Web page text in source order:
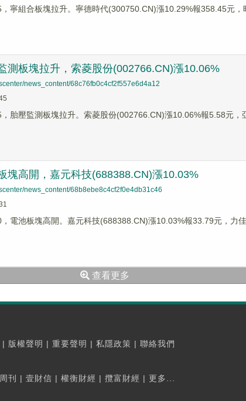
寧組合板塊拉升。寧德時代(300750.CN)漲10.29%報358.45元
測板塊拉升，索菱股份(002766.CN)漲10.06%
news_content/68c76fb0c4cf2f557e6d4a12
胎壓監測板塊拉升。索菱股份(002766.CN)漲10.06%報5.58元
塊高開，嘉元科技(688388.CN)漲10.03%
news_content/68b8ebe8c4cf2f0e4db31c46
電池板塊高開。嘉元科技(688388.CN)漲10.03%報33.79元，力
查看更多
| 版權聲明 | 重要聲明 | 私隱政策 | 聯絡我們
刊 | 壹財信 | 權衡財經 | 攬富財經 | 更多...